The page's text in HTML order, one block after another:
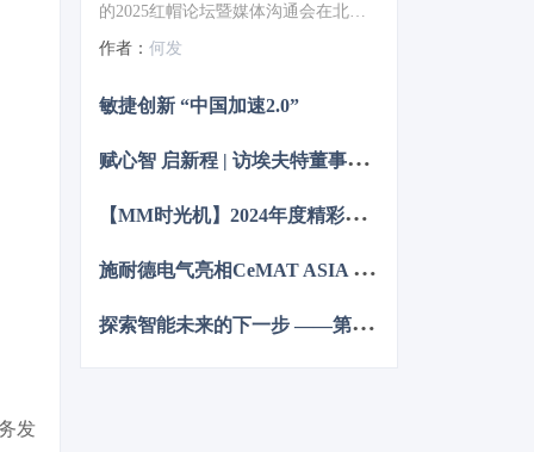
发
的2025红帽论坛暨媒体沟通会在北京
JW万豪酒店盛大召开。红帽通过核心
主旨演讲、重磅新品发布、权威报告
开源技术破解行业痛点、引领企业数
企业创新注入强劲动力。
作者： 何发
敏捷创新 “中国加速2.0”
赋
心智 启新程 | 访埃夫特董事长兼总经理游玮博士
【
MM时光机】2024年度精彩瞬间大盘点 杂志篇
施
耐德电气亮相CeMAT ASIA 为智能物流多维赋能
探
索智能未来的下一步 ——第12届中国硬科技产业链创新趋势峰会暨百家媒体论坛成功举办